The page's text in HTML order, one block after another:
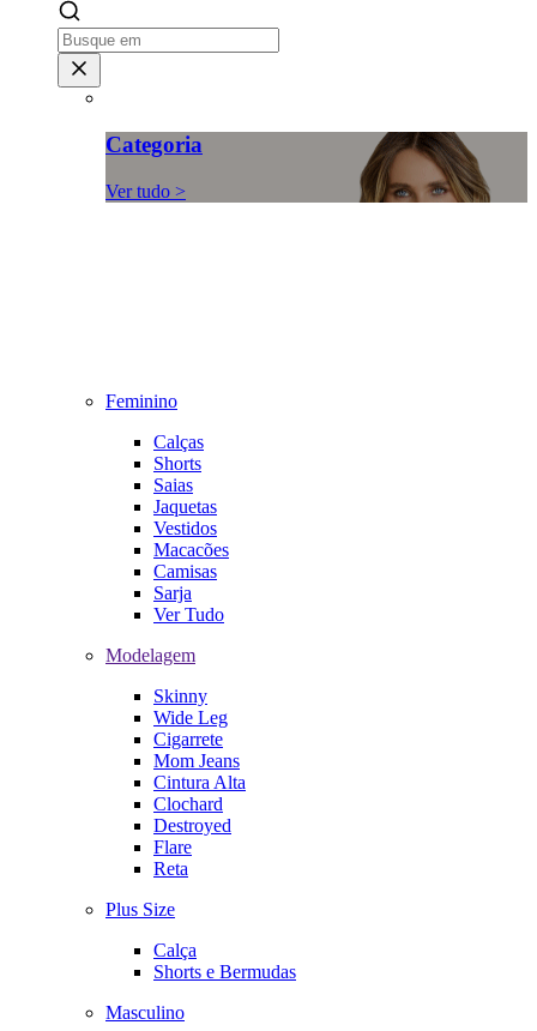
Categoria
Ver tudo >
Feminino
Calças
Shorts
Saias
Jaquetas
Vestidos
Macacões
Camisas
Sarja
Ver Tudo
Modelagem
Skinny
Wide Leg
Cigarrete
Mom Jeans
Cintura Alta
Clochard
Destroyed
Flare
Reta
Plus Size
Calça
Shorts e Bermudas
Masculino